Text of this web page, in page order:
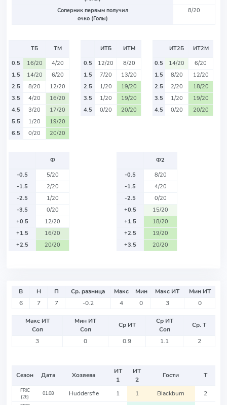
Соперник первым получил
очко (Голы)
8/20
ТБ
ТМ
0.5
16/20
4/20
1.5
14/20
6/20
2.5
8/20
12/20
3.5
4/20
16/20
4.5
3/20
17/20
5.5
1/20
19/20
6.5
0/20 20/20
ИТБ
ИТМ
0.5
12/20
8/20
1.5
7/20
13/20
2.5
1/20
19/20
3.5
1/20
19/20
4.5
0/20 20/20
ИТ2Б
ИТ2М
0.5
14/20
6/20
1.5
8/20
12/20
2.5
2/20
18/20
3.5
1/20
19/20
4.5
0/20 20/20
Ф
-0.5
5/20
-1.5
2/20
-2.5
1/20
-3.5
0/20
+0.5
12/20
+1.5
16/20
+2.5
20/20
Ф2
-0.5
8/20
-1.5
4/20
-2.5
0/20
+0.5
15/20
+1.5
18/20
+2.5
19/20
+3.5
20/20
В Н П Ср. разница Макс Мин Макс ИТ
Мин ИТ
6
7 7 -0.2 4 0 3 0
Макс ИТ
Соп
Мин ИТ
Соп
Ср ИТ
Ср ИТ
Соп
Ср. Т
3
0 0.9 1.1 2
Сезон Дата Хозяева
ИТ
1
ИТ
2
Гости Т
FRIC
(26)
01.08 Huddersfie 1 1 Blackburn 2